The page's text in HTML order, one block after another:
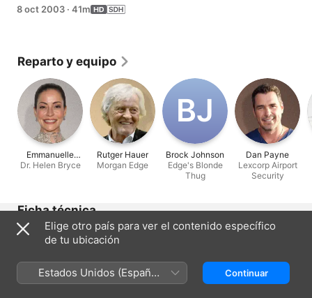
LuthorCorp.
8 oct 2003 · 41m
Reparto y equipo
Emmanuelle
Vaugier
Dr. Helen Bryce
Rutger Hauer
Morgan Edge
B‌J
Brock Johnson
Edge's Blonde
Thug
Dan Payne
Lexcorp Airport
Security
Ficha técnica
Lanzamiento
Duración
41 min
Elige otro país para ver el contenido específico
de tu ubicación
Estados Unidos (Español
México)
Continuar